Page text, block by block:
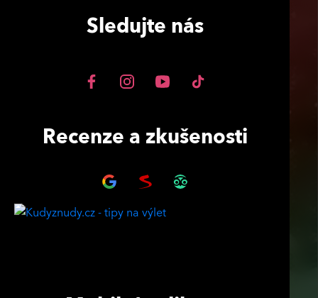
Sledujte nás
Recenze a zkušenosti